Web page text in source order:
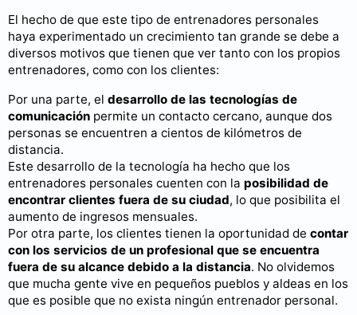
El hecho de que este tipo de entrenadores personales
haya experimentado un crecimiento tan grande se debe a
diversos motivos que tienen que ver tanto con los propios
entrenadores, como con los clientes:
Por una parte, el desarrollo de las tecnologías de
comunicación permite un contacto cercano, aunque dos
personas se encuentren a cientos de kilómetros de
distancia.
Este desarrollo de la tecnología ha hecho que los
entrenadores personales cuenten con la posibilidad de
encontrar clientes fuera de su ciudad, lo que posibilita el
aumento de ingresos mensuales.
Por otra parte, los clientes tienen la oportunidad de contar
con los servicios de un profesional que se encuentra
fuera de su alcance debido a la distancia. No olvidemos
que mucha gente vive en pequeños pueblos y aldeas en los
que es posible que no exista ningún entrenador personal.